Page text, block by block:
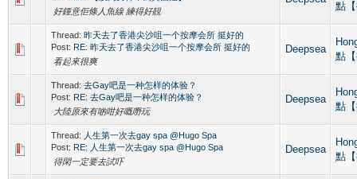
好鍾意佢條人魚線 練得好靚
點
Thread: 昨天去了香港尖沙咀一个按摩会所 挺好的
Post: RE: 昨天去了香港尖沙咀一个按摩会所 挺好的
看起來很爽
Deepsea
點
Thread: 去Gay吧是一种怎样的体验？
Post: RE: 去Gay吧是一种怎样的体验？
大陸原來有啲咁好嘅嘢玩
Deepsea
點
Thread: 人生第一次去gay spa @Hugo Spa
Post: RE: 人生第一次去gay spa @Hugo Spa
得閑一定要去試吓
Deepsea
點